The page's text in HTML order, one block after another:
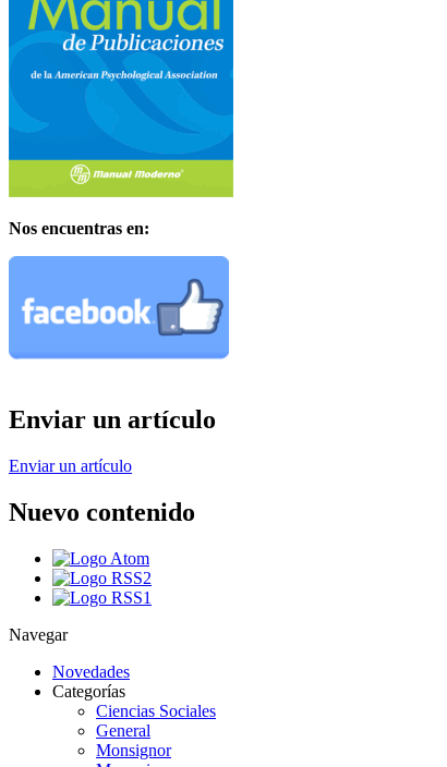
Nos encuentras en:
Enviar un artículo
Enviar un artículo
Nuevo contenido
Navegar
Novedades
Categorías
Ciencias Sociales
General
Monsignor